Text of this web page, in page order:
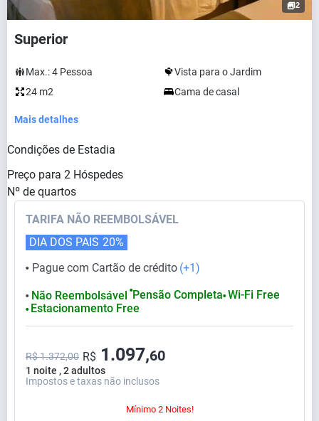
2
Superior
Max.:4 Pessoa
Vista para o Jardim
24 m2
Cama de casal
Mais detalhes
Condições de Estadia
Preço para 2 Hóspedes
Nº de quartos
TARIFA NÃO REEMBOLSÁVEL
⬤ Pague com Cartão de crédito (+1)
DIA DOS PAIS 20%
⬤ Não Reembolsável ⬤Pensão Completa ⬤ Wi-Fi Free
⬤ Estacionamento Free
1 noite , 2 adultos
R$ 1.372,00 R$ 1.097,60
Impostos e taxas não inclusos
Mínimo 2 Noites!